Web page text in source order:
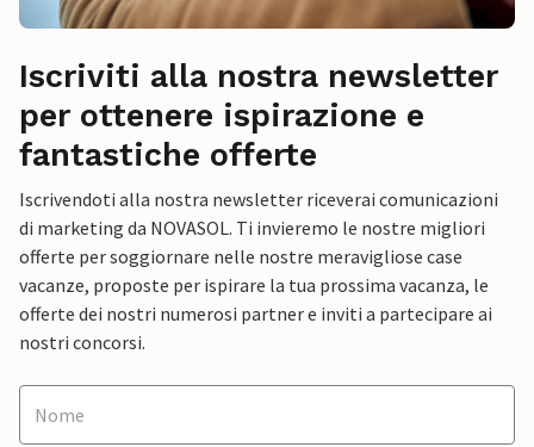
Iscriviti alla nostra newsletter
per ottenere ispirazione e
fantastiche offerte
Iscrivendoti alla nostra newsletter riceverai comunicazioni
di marketing da NOVASOL. Ti invieremo le nostre migliori
offerte per soggiornare nelle nostre meravigliose case
vacanze, proposte per ispirare la tua prossima vacanza, le
offerte dei nostri numerosi partner e inviti a partecipare ai
nostri concorsi.